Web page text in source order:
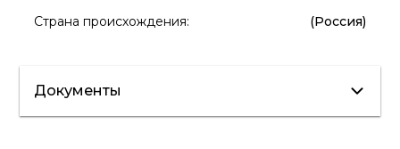
Страна происхождения: (Россия)
Документы